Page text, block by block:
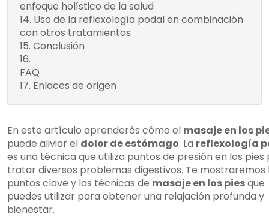
cómodo y de buena
enfoque holístico de la salud
Uso de la reflexología podal en combinación
con otros tratamientos
Conclusión
FAQ
¿Cuáles son los beneficios del masaje
pies para aliviar el dolor de estómago?
¿Cómo puedo cuidar mis pies para
aliviar el estrés en el sistema digestivo?
¿Qué es la reflexología podal y cómo
se utiliza como terapia complementaria?
¿Cuál es la importancia del masaje en
los pies para la salud en general?
Enlaces de origen
En este artículo aprenderás cómo el masaje en los
puede aliviar el dolor de estómago. La reflexología
es una técnica que utiliza puntos de presión en los pies
tratar diversos problemas digestivos. Te mostraremos
puntos clave y las técnicas de masaje en los piesque
puedes utilizar para obtener una relajación profunda y
bienestar.